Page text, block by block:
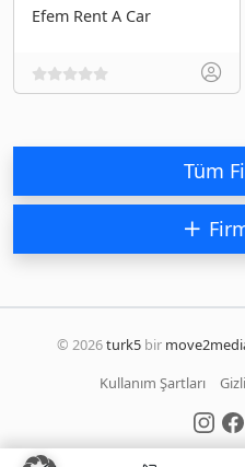
Efem Rent A Car
Tüm
© 2026turk5 bir
Kullanım Şartları